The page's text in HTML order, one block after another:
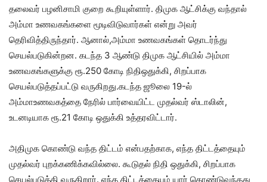
தலைவர் பழனிசாமி குறை கூறியுள்ளார். திமுக ஆட்சிக்கு வந்தால்
அம்மா உணவகங்களை மூடிவிடுவார்கள் என்று அவர்
தெரிவித்திருந்தார். ஆனால்,அம்மா உணவகங்கள் தொடர்ந்து
செயல்படுகின்றன. கடந்த 3 ஆண்டு திமுக ஆட்சியில் அம்மா
உணவகங்களுக்கு ரூ.250 கோடி நிதிஒதுக்கி, சிறப்பாக
செயல்படுத்தப்பட்டு வருகிறது.கடந்த ஜூலை 19-ல்
அம்மாஉணவகத்தை நேரில் பார்வையிட்ட முதல்வர் ஸ்டாலின்,
உடனடியாக ரூ.21 கோடி ஒதுக்கி உத்தரவிட்டார்.
அதிமுக கொண்டு வந்த திட்டம் என்பதற்காக, எந்த திட்டத்தையும்
முதல்வர் புறக்கணிக்கவில்லை. கூடுதல் நிதி ஒதுக்கி, சிறப்பாக
செயல்படுத்தி வருகிறார். எந்த திட்டத்தையும் யார் கொண்டுவந்தது